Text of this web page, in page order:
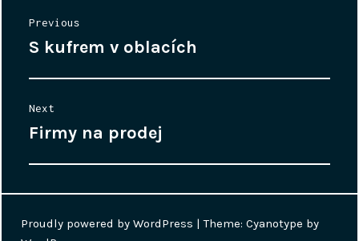
pro
Previous
Previous
S kufrem v oblacích
Next
Next
Firmy na prodej
Proudly powered by WordPress |Theme: Cyanotype by